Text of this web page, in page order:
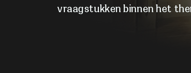
vraagstukken binnen het